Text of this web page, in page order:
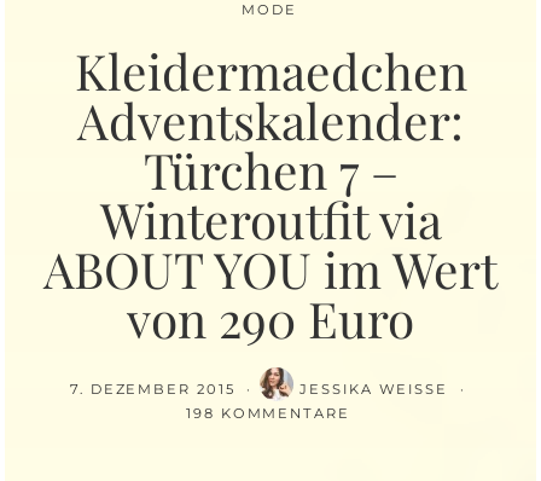
MODE
Kleidermaedchen
Adventskalender:
Türchen 7 –
Winteroutfit via
ABOUT YOU im Wert
von 290 Euro
7. DEZEMBER 2015
JESSIKA WEISSE
198 KOMMENTARE